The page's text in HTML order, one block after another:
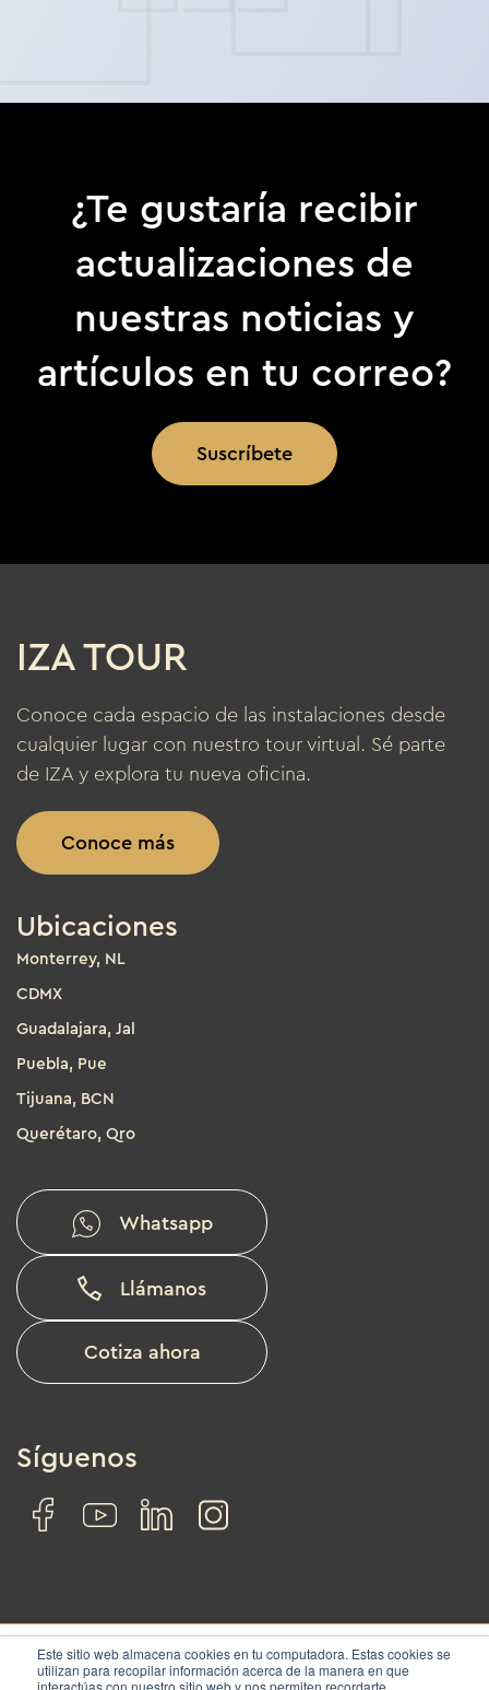
Este sitio web almacena cookies en tu computadora. Estas cookies se
utilizan para recopilar información acerca de la manera en que
interactúas con nuestro sitio web y nos permiten recordarte.
¿Te gustaría recibir
actualizaciones de
nuestras noticias y
artículos en tu correo?
Suscríbete
IZA TOUR
Conoce cada espacio de las instalaciones desde
cualquier lugar con nuestro tour virtual. Sé parte
de IZA y explora tu nueva oficina.
Conoce más
Ubicaciones
Monterrey, NL
CDMX
Guadalajara, Jal
Puebla, Pue
Tijuana, BCN
Querétaro, Qro
Whatsapp
Llámanos
Cotiza ahora
Síguenos